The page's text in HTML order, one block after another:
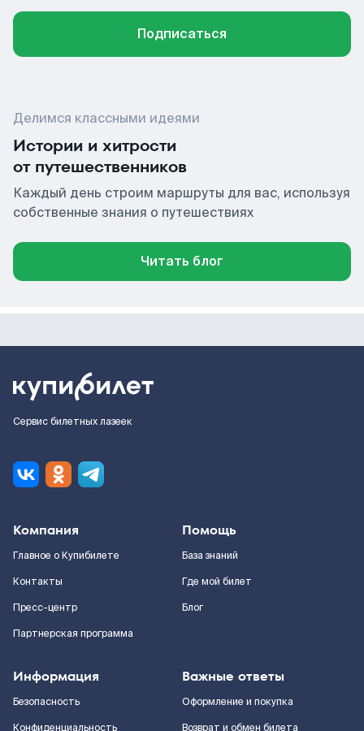
Подписаться
Делимся классными идеями
Истории и хитрости
от путешественников
Каждый день строим маршруты для вас, используя
собственные знания о путешествиях
Читать блог
Сервис билетных лазеек
Компания
Главное о Купибилете
Контакты
Пресс-центр
Партнерская программа
Помощь
База знаний
Где мой билет
Блог
Информация
Безопасность
Конфиденциальность
Важные ответы
Оформление и покупка
Возврат и обмен билета